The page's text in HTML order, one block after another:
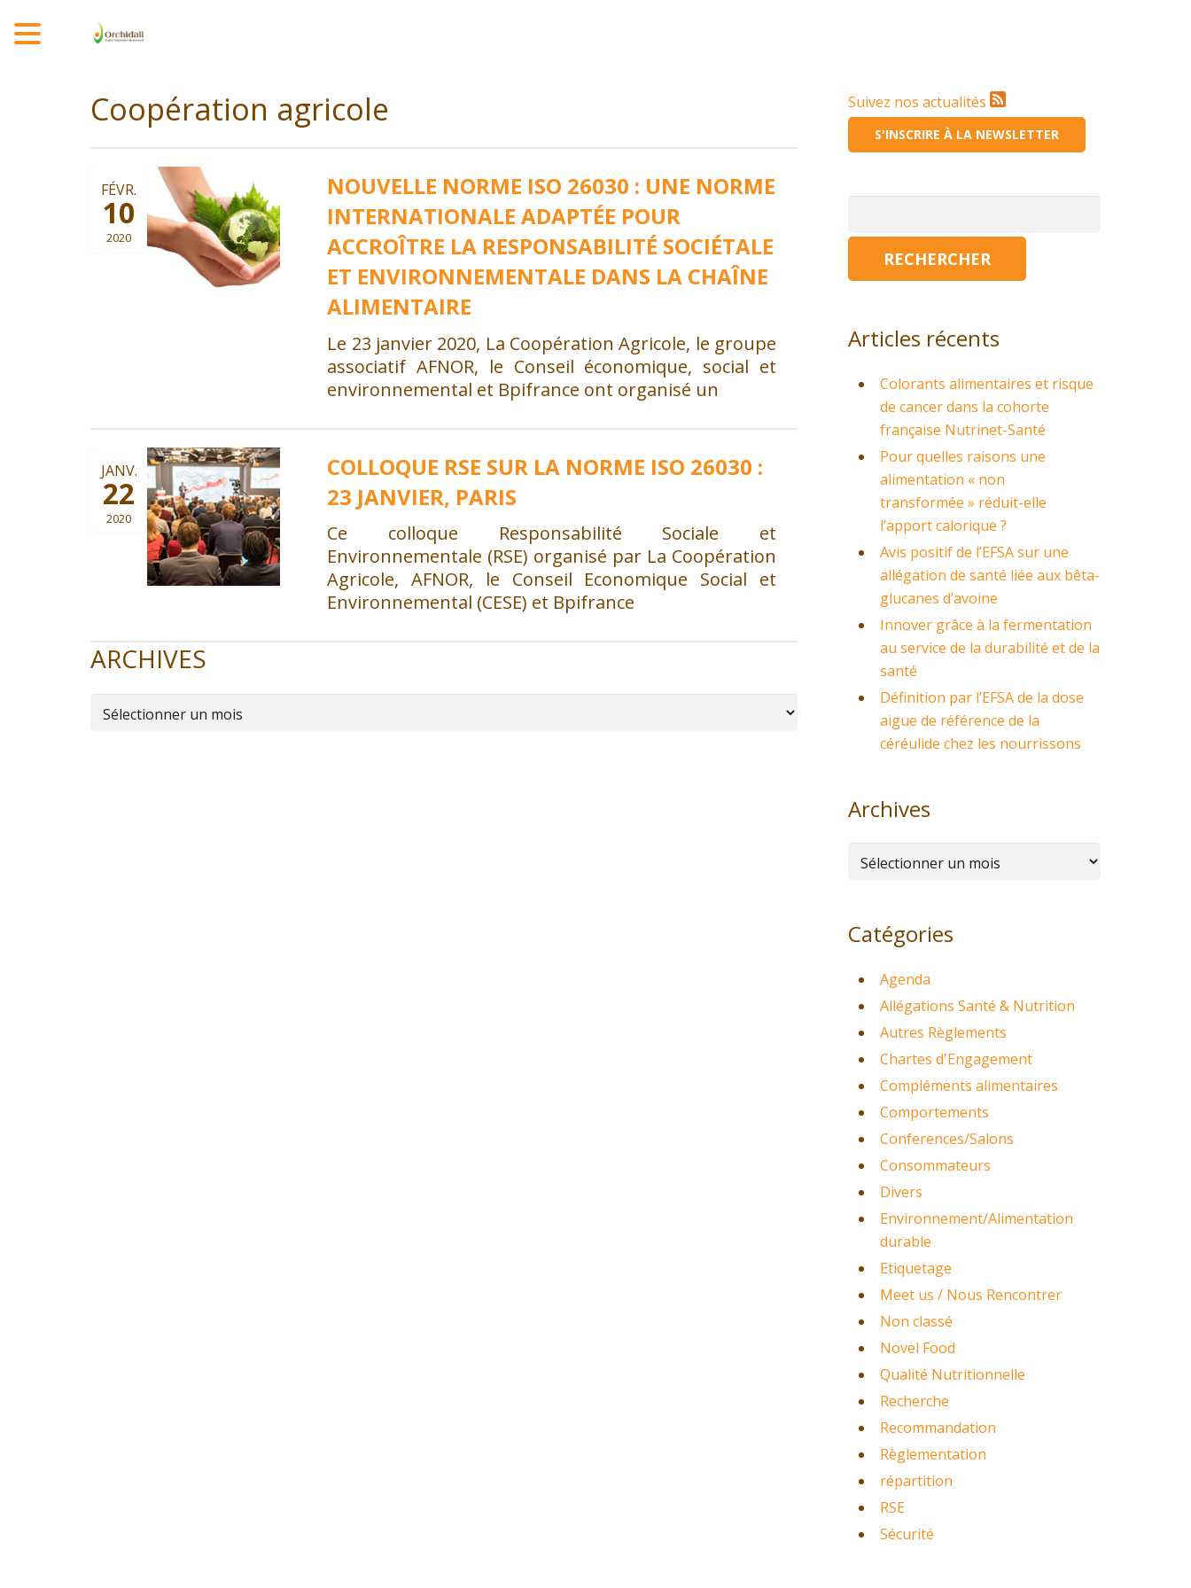
Coopération agricole
NOUVELLE NORME ISO 26030 : UNE NORME
INTERNATIONALE ADAPTÉE POUR
ACCROÎTRE LA RESPONSABILITÉ SOCIÉTALE
ET ENVIRONNEMENTALE DANS LA CHAÎNE
ALIMENTAIRE
FÉVR.
10
2020
Le 23 janvier 2020, La Coopération Agricole, le groupe
associatif AFNOR, le Conseil économique, social et
environnemental et Bpifrance ont organisé un
COLLOQUE RSE SUR LA NORME ISO 26030 :
23 JANVIER, PARIS
JANV.
22
2020
Ce colloque Responsabilité Sociale et
Environnementale (RSE) organisé par La Coopération
Agricole, AFNOR, le Conseil Economique Social et
Environnemental (CESE) et Bpifrance
ARCHIVES
Archives
Suivez nos actualités
S'INSCRIRE À LA NEWSLETTER
Articles récents
Colorants alimentaires et risque
de cancer dans la cohorte
française Nutrinet-Santé
Pour quelles raisons une
alimentation « non
transformée » réduit-elle
l’apport calorique ?
Avis positif de l’EFSA sur une
allégation de santé liée aux bêta-
glucanes d’avoine
Innover grâce à la fermentation
au service de la durabilité et de la
santé
Définition par l’EFSA de la dose
aigue de référence de la
céréulide chez les nourrissons
Archives
Archives
Catégories
Agenda
Allégations Santé & Nutrition
Autres Règlements
Chartes d'Engagement
Compléments alimentaires
Comportements
Conferences/Salons
Consommateurs
Divers
Environnement/Alimentation
durable
Etiquetage
Meet us / Nous Rencontrer
Non classé
Novel Food
Qualité Nutritionnelle
Recherche
Recommandation
Règlementation
répartition
RSE
Sécurité